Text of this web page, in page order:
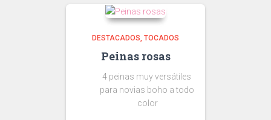
DESTACADOS TOCADOS
Peinas rosas
4 peinas muy versátiles
para novias boho a todo
color